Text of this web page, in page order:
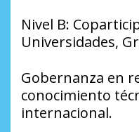
​Nivel B:
Universidades,
​Gobernanza en
conocimiento
internacional.